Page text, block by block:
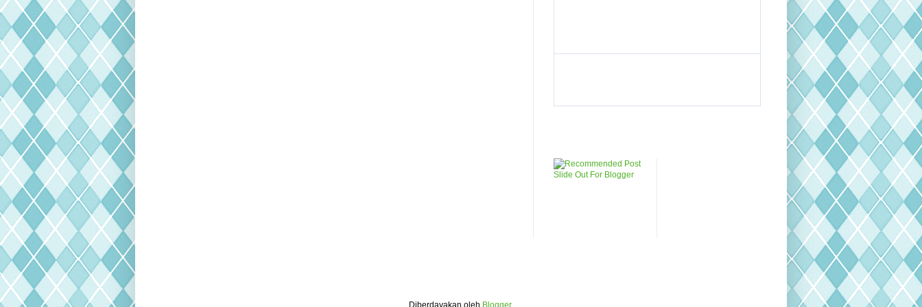
Diberdayakan oleh Blogger.